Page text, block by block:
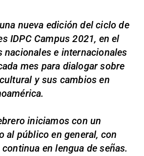
nueva edición del ciclo de
IDPC Campus 2021, en el
nacionales e internacionales
mes para dialogar sobre
y sus cambios en
iniciamos con un
al público en general, con
en lengua de señas.